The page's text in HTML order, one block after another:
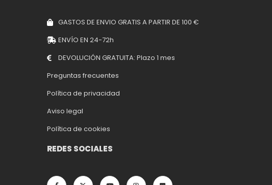
GASTOS DE ENVIO GRATIS A PARTIR DE 100 €
ENVÍO EN 24-72h
DEVOLUCIÓN GRATUITA: Plazo 1 mes
Preguntas frecuentes
Política de privacidad
Aviso legal
Política de cookies
REDES SOCIALES